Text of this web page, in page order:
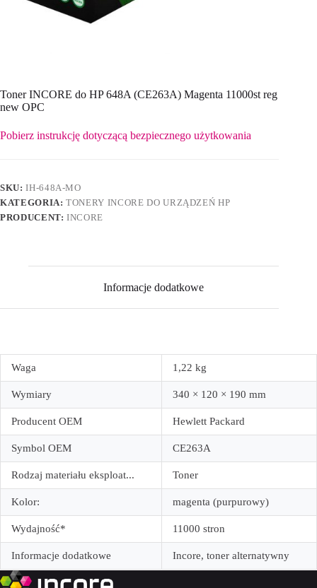
Toner INCORE do HP 648A (CE263A) Magenta 11000st reg
new OPC
Pobierz instrukcję dotyczącą bezpiecznego użytkowania
SKU:IH-648A-MO
KATEGORIA:TONERY INCORE DO URZĄDZEŃ HP
PRODUCENT:INCORE
Informacje dodatkowe
Waga 1,22 kg
Wymiary 340 × 120 × 190 mm
Producent OEM Hewlett Packard
Symbol OEM CE263A
Rodzaj materiału eksploat... Toner
Kolor: magenta (purpurowy)
Wydajność* 11000 stron
Informacje dodatkowe Incore, toner alternatywny